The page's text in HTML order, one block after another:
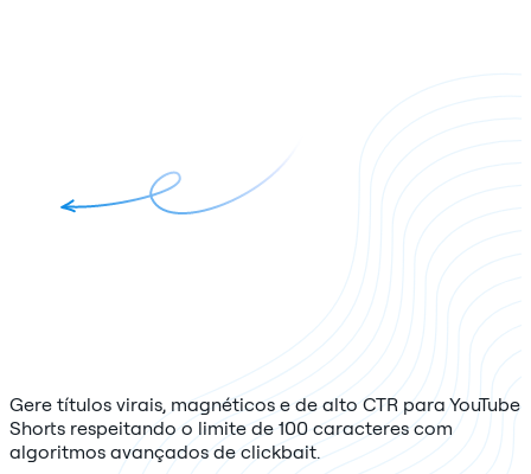
Gere títulos virais, magnéticos e de alto CTR para YouTube
Shorts respeitando o limite de 100 caracteres com
algoritmos avançados de clickbait.